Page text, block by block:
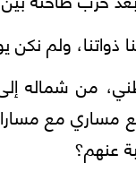
ولم نكن
من شماله إلى
مساري مع
عنهم؟